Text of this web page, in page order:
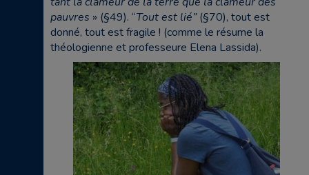
pauvres » (§49). “Tout est lié”(§70), tout est
donné, tout est fragile ! (comme le résume la
théologienne et professeure Elena Lassida).